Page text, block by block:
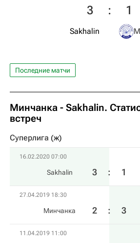
Sakhalin
3 : 1
Последние матчи
Минчанка - Sakhalin.
встреч
Суперлига (ж)
16.02.2020 07:00
Sakhalin 3 : 1
27.04.2019 18:30
Минчанка 2 : 3
11.04.2019 11:00